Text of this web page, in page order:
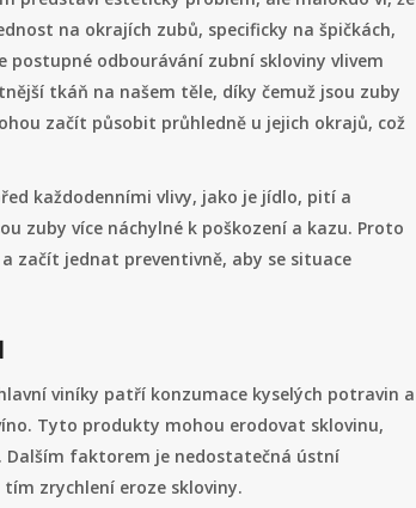
na okrajích zubů, specificky na špičkách,
postupné odbourávání zubní skloviny vlivem
tkáň na našem těle, díky čemuž jsou zuby
začít působit průhledně u jejich okrajů, což
každodenními vlivy, jako je jídlo, pití a
zuby více náchylné k poškození a kazu. Proto
začít jednat preventivně, aby se situace
viníky patří konzumace kyselých potravin a
Tyto produkty mohou erodovat sklovinu,
Dalším faktorem je nedostatečná ústní
zrychlení eroze skloviny.